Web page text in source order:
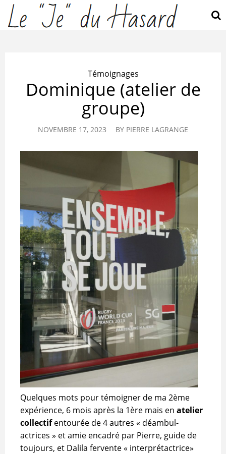
Témoignages
Dominique (atelier de
groupe)
NOVEMBRE 17, 2023 BY PIERRE LAGRANGE
Quelques mots pour témoigner de ma 2ème
expérience, 6 mois après la 1ère mais en atelier
collectifentourée de 4 autres « déambul-
actrices » et amie encadré par Pierre, guide de
toujours, et Dalila fervente « interprétactrice»